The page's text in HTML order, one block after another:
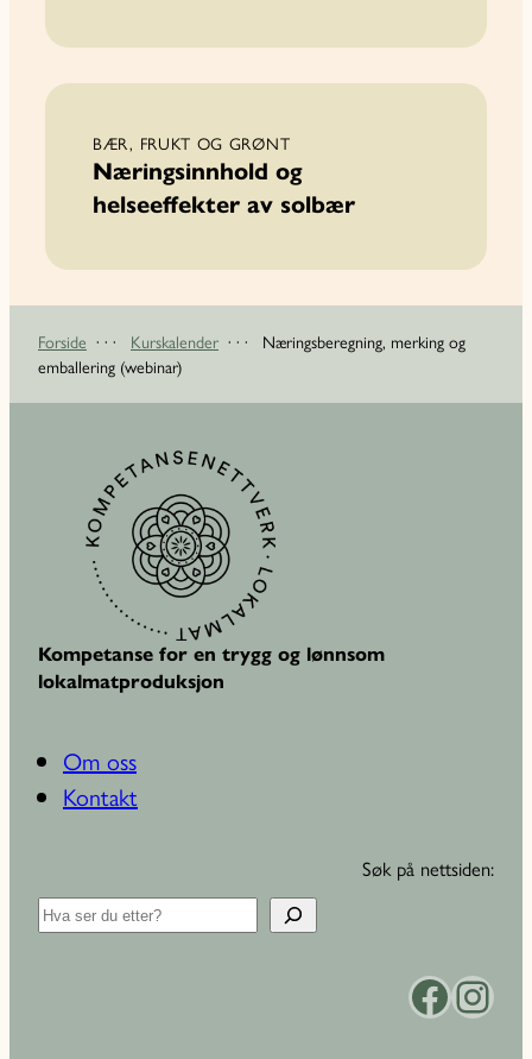
BÆR, FRUKT OG GRØNT
Næringsinnhold og
helseeffekter av solbær
Forside · · · Kurskalender · · · Næringsberegning, merking og
emballering (webinar)
Kompetanse for en trygg og lønnsom
lokalmatproduksjon
Om oss
Kontakt
Søk på nettsiden:
S
ø
Facebook Instagram